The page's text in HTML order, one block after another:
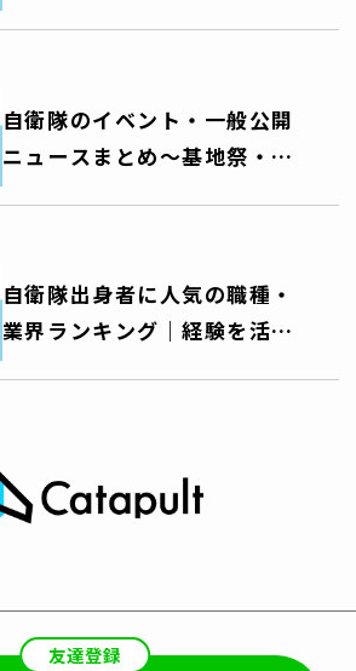
に、グローバルキャリアを切
自衛隊のイベント・一般公開
ニュースまとめ～基地祭・艦
艇公開・訓練公開・音楽祭な
自衛隊出身者に人気の職種・
業界ランキング｜経験を活か
せるキャリアパス徹底解説
友達登録